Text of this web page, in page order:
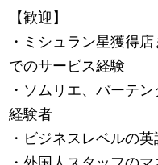
【歓迎】
・ミシュラン星獲得
でのサービス経験
・ソムリエ、バーテ
経験者
・ビジネスレベルの